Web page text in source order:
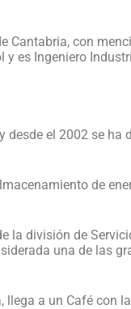
Cantabria, con
es Ingeniero
el 2002 se
de
la división de
una de las
a un Café con